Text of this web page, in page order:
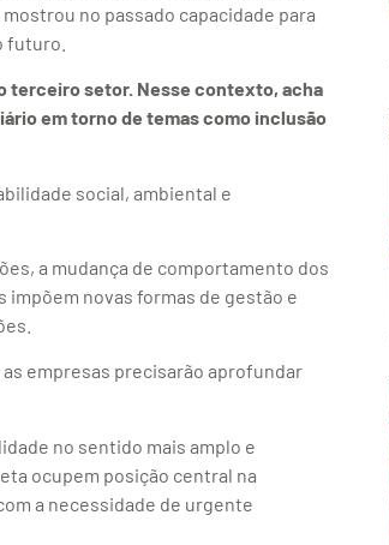
no passado capacidade para
futuro.
terceiro setor. Nesse contexto, acha
em torno de temas como inclusão
social, ambiental e
a mudança de comportamento dos
novas formas de gestão e
empresas precisarão aprofundar
no sentido mais amplo e
ocupem posição central na
a necessidade de urgente